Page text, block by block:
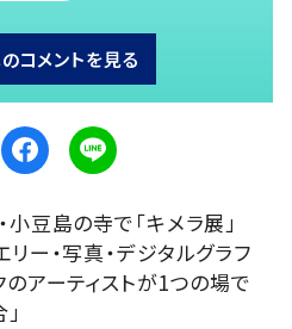
コメントを見る
小豆島の寺で「キメラ展」
リー・写真・デジタルグラフ
のアーティストが1つの場で